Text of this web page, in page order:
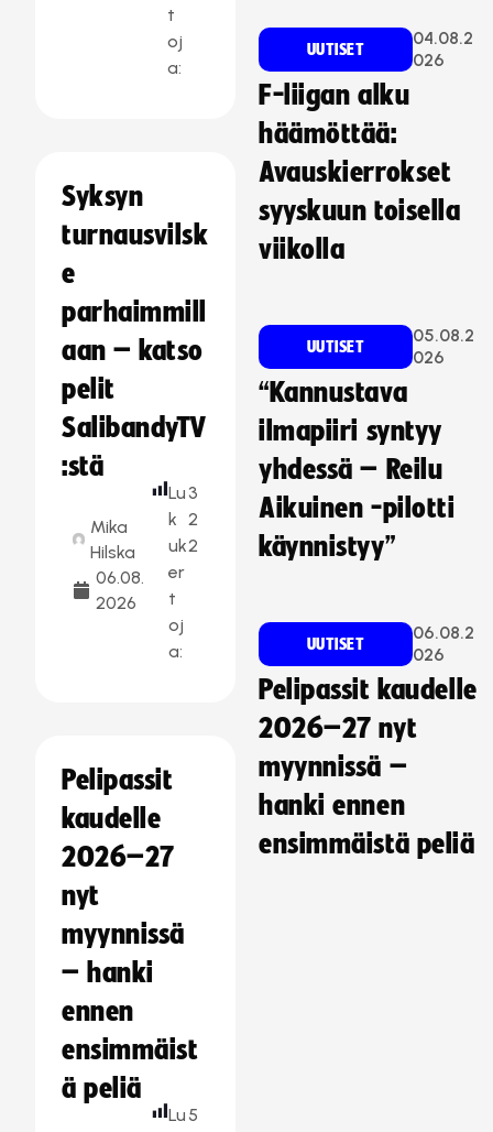
t
oj
a:
Syksyn
turnausvilsk
e
parhaimmill
aan – katso
pelit
SalibandyTV
:stä
Mika
Hilska
06.08.
2026
Lu
k
uk
er
t
oj
a:
3
2
2
Pelipassit
kaudelle
2026–27
nyt
myynnissä
– hanki
ennen
ensimmäist
ä peliä
Lu 5
UUTISET
04.08.2
026
F-liigan alku
häämöttää:
Avauskierrokset
syyskuun toisella
viikolla
UUTISET
05.08.2
026
“Kannustava
ilmapiiri syntyy
yhdessä – Reilu
Aikuinen -pilotti
käynnistyy”
UUTISET
06.08.2
026
Pelipassit kaudelle
2026–27 nyt
myynnissä –
hanki ennen
ensimmäistä peliä